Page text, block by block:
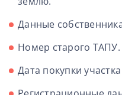
Данные
Номер старого ТАПУ.
Дата покупки